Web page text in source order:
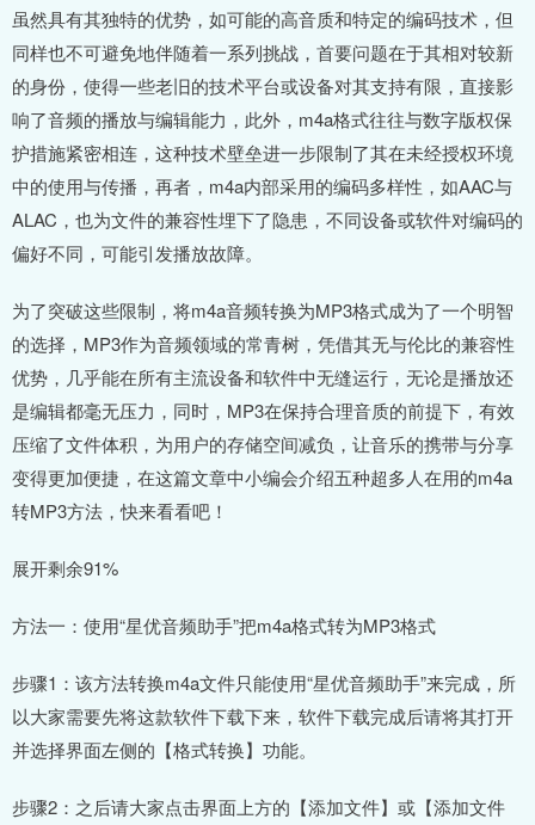
虽然具有其独特的优势，如可能的高音质和特定的编码技术，但
同样也不可避免地伴随着一系列挑战，首要问题在于其相对较新
的身份，使得一些老旧的技术平台或设备对其支持有限，直接影
响了音频的播放与编辑能力，此外，m4a格式往往与数字版权保
护措施紧密相连，这种技术壁垒进一步限制了其在未经授权环境
中的使用与传播，再者，m4a内部采用的编码多样性，如AAC与
ALAC，也为文件的兼容性埋下了隐患，不同设备或软件对编码的
偏好不同，可能引发播放故障。
为了突破这些限制，将m4a音频转换为MP3格式成为了一个明智
的选择，MP3作为音频领域的常青树，凭借其无与伦比的兼容性
优势，几乎能在所有主流设备和软件中无缝运行，无论是播放还
是编辑都毫无压力，同时，MP3在保持合理音质的前提下，有效
压缩了文件体积，为用户的存储空间减负，让音乐的携带与分享
变得更加便捷，在这篇文章中小编会介绍五种超多人在用的m4a
转MP3方法，快来看看吧！
展开剩余91%
方法一：使用“星优音频助手”把m4a格式转为MP3格式
步骤1：该方法转换m4a文件只能使用“星优音频助手”来完成，所
以大家需要先将这款软件下载下来，软件下载完成后请将其打开
并选择界面左侧的【格式转换】功能。
步骤2：之后请大家点击界面上方的【添加文件】或【添加文件